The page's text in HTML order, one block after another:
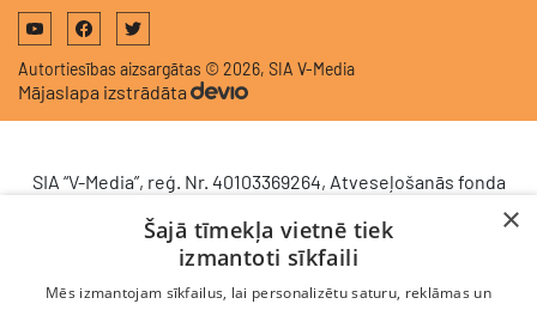
Autortiesības aizsargātas © 2026, SIA V-Media
Mājaslapa izstrādāta
SIA “V-Media”, reģ. Nr. 40103369264, Atveseļošanās fonda
komercdarbības procesu uzlabošanā - ieviesta klientu
attiecību pārvaldības sistēma (CRM). 2024. gada 16.
decembrī tika noslēgts līgums Nr. 9.2-17-L-2024/928 ar
×
Šajā tīmekļa vietnē tiek
izmantoti sīkfaili
Mēs izmantojam sīkfailus, lai personalizētu saturu, reklāmas un